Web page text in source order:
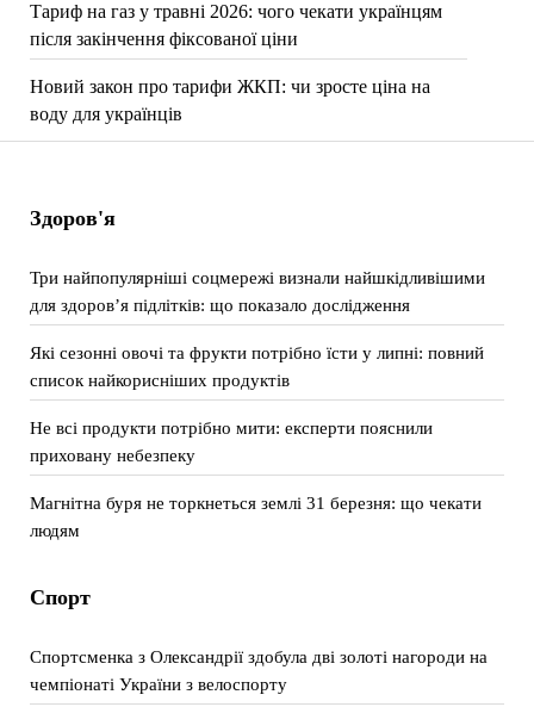
Тариф на газ у травні 2026: чого чекати українцям
після закінчення фіксованої ціни
Новий закон про тарифи ЖКП: чи зросте ціна на
воду для українців
Здоров'я
Три найпопулярніші соцмережі визнали найшкідливішими
для здоров’я підлітків: що показало дослідження
Які сезонні овочі та фрукти потрібно їсти у липні: повний
список найкорисніших продуктів
Не всі продукти потрібно мити: експерти пояснили
приховану небезпеку
Магнітна буря не торкнеться землі 31 березня: що чекати
людям
Спорт
Спортсменка з Олександрії здобула дві золоті нагороди на
чемпіонаті України з велоспорту